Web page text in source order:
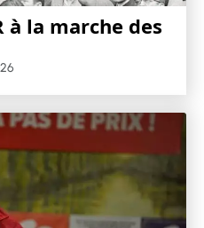
à la marche des